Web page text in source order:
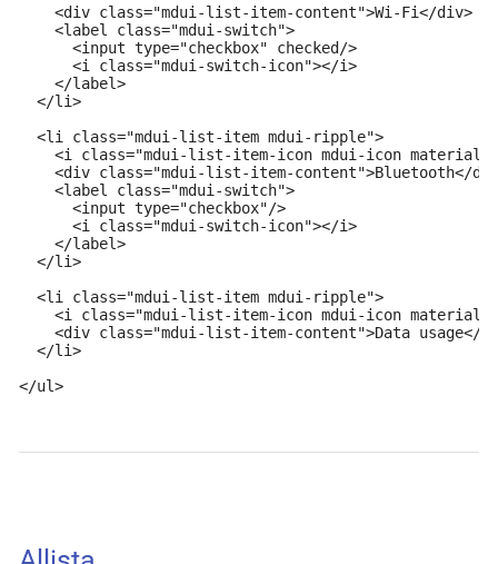
    <div class="mdui-list-item-content">Wi-Fi</div>
    <label class="mdui-switch">
      <input type="checkbox" checked/>
      <i class="mdui-switch-icon"></i>
    </label>
  </li>
  <li class="mdui-list-item mdui-ripple">
<i class="mdui-list-item-icon mdui-icon material-
<div class="mdui-list-item-content">Bluetooth</
    <label class="mdui-switch">
      <input type="checkbox"/>
      <i class="mdui-switch-icon"></i>
    </label>
  </li>
  <li class="mdui-list-item mdui-ripple">
<i class="mdui-list-item-icon mdui-icon material-
<div class="mdui-list-item-content">Data usage</
  </li>
</ul>